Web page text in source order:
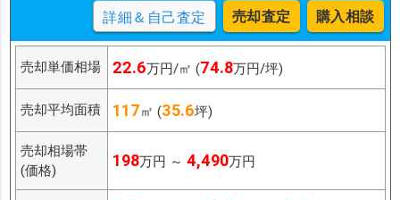
詳細＆自己査定 売却査定 購入相談
売却単価相場 22.6万円/㎡ (74.8万円/坪)
売却平均面積 117㎡ (35.6坪)
売却相場帯
(価格)
198万円 ～ 4,490万円